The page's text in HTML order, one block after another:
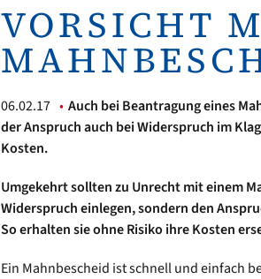
VORSICHT
06.02.17
Auch bei Beantragung eines
der Anspruch auch bei Widerspruch im
Kosten.
Umgekehrt sollten zu Unrecht mit einem
Widerspruch einlegen, sondern den
So erhalten sie ohne Risiko ihre Kosten
Ein Mahnbescheid ist schnell und einfach